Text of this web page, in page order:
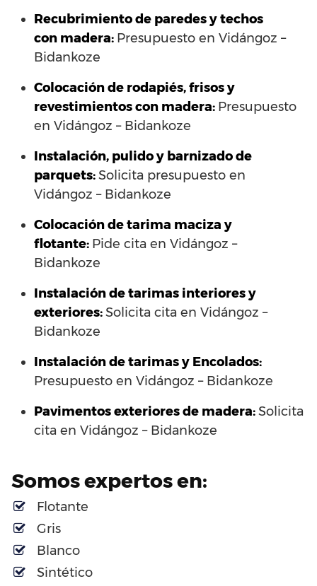
Recubrimiento de paredes y techos
con madera: Presupuesto en Vidángoz –
Bidankoze
Colocación de rodapiés, frisos y
revestimientos con madera: Presupuesto
en Vidángoz – Bidankoze
Instalación, pulido y barnizado de
parquets:Solicita presupuesto en
Vidángoz – Bidankoze
Colocación de tarima maciza y
flotante: Pide cita en Vidángoz –
Bidankoze
Instalación de tarimas interiores y
exteriores:Solicita cita en Vidángoz –
Bidankoze
Instalación de tarimas y Encolados:
Presupuesto en Vidángoz – Bidankoze
Pavimentos exteriores de madera:Solicita
cita en Vidángoz – Bidankoze
Somos expertos en:
Flotante
Gris
Blanco
Sintético